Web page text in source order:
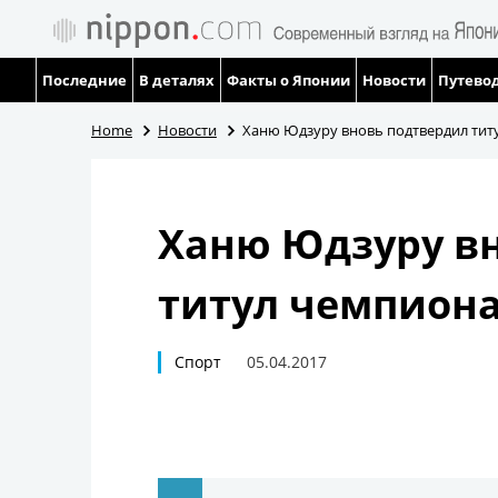
Последние В деталях Факты о Японии Новости
Home Новости Ханю Юдзуру вновь подтвердил
Ханю Юдзуру
титул
Спорт 05.04.2017